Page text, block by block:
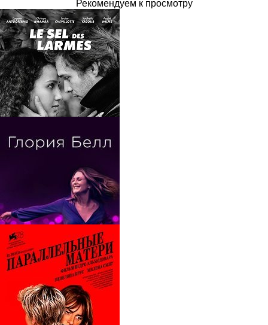
Рекомендуем к просмотру